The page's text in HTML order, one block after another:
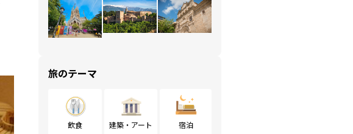
旅のテーマ
飲食 建築・アート 宿泊